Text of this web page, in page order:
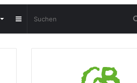
Sidebar